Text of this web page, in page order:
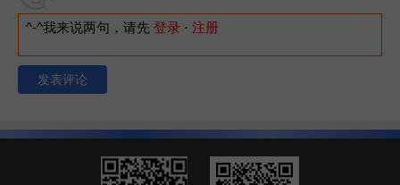
^-^我来说两句，请先 登录 · 注册
发表评论